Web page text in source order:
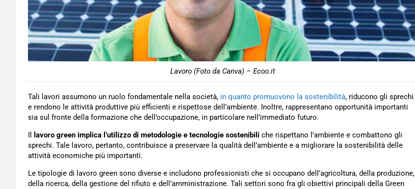
Lavoro (Foto da Canva) – Ecoo.it
Tali lavori assumono un ruolo fondamentale nella società, in quanto promuovono la sostenibilità, riducono gli sprechi
e rendono le attività produttive più efficienti e rispettose dell’ambiente. Inoltre, rappresentano opportunità importanti
sia sul fronte della formazione che dell’occupazione, in particolare nell’immediato futuro.
Il
lavoro green implica l’utilizzo di metodologie e tecnologie sostenibili che rispettano l’ambiente e combattono gli
sprechi. Tale lavoro, pertanto, contribuisce a preservare la qualità dell’ambiente e a migliorare la sostenibilità delle
attività economiche più importanti.
Le tipologie di lavoro green sono diverse e includono professionisti che si occupano dell’agricoltura, della produzione,
della ricerca, della gestione del rifiuto e dell’amministrazione. Tali settori sono fra gli obiettivi principali della Green